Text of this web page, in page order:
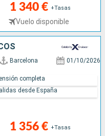
1 340 € +Tasas
Vuelo disponible
Barcelona 01/10/2026
1 356 € +Tasas
completa
desde España